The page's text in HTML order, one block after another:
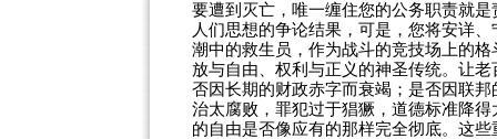
要遭到灭亡，唯一缠住您的公务职责就
人们思想的争论结果，可是，您将安详
潮中的救生员，作为战斗的竞技场上的
放与自由、权利与正义的神圣传统。让
否因长期的财政赤字而衰竭；是否因联
治太腐败，罪犯过于猖獗，道德标准降
的自由是否像应有的那样完全彻底。这